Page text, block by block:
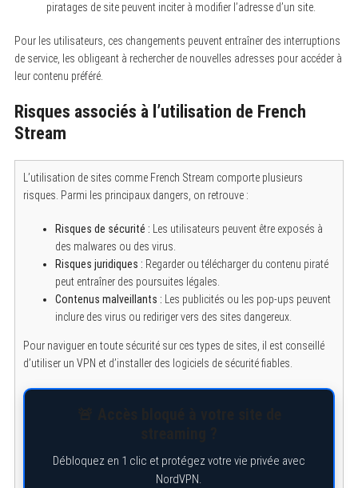
piratages de site peuvent inciter à modifier l’adresse d’un site.
Pour les utilisateurs, ces changements peuvent entraîner des interruptions
de service, les obligeant à rechercher de nouvelles adresses pour accéder à
leur contenu préféré.
Risques associés à l’utilisation de French
Stream
L’utilisation de sites comme French Stream comporte plusieurs
risques. Parmi les principaux dangers, on retrouve :
Risques de sécurité : Les utilisateurs peuvent être exposés à
des malwares ou des virus.
Risques juridiques : Regarder ou télécharger du contenu piraté
peut entraîner des poursuites légales.
Contenus malveillants : Les publicités ou les pop-ups peuvent
inclure des virus ou rediriger vers des sites dangereux.
Pour naviguer en toute sécurité sur ces types de sites, il est conseillé
d’utiliser un VPN et d’installer des logiciels de sécurité fiables.
Débloquez en 1 clic et protégez votre vie privée avec
NordVPN.
e
a
f
o